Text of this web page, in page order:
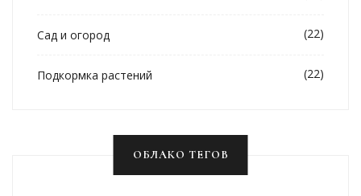
Сад и огород (22)
Подкормка растений (22)
ОБЛАКО ТЕГОВ